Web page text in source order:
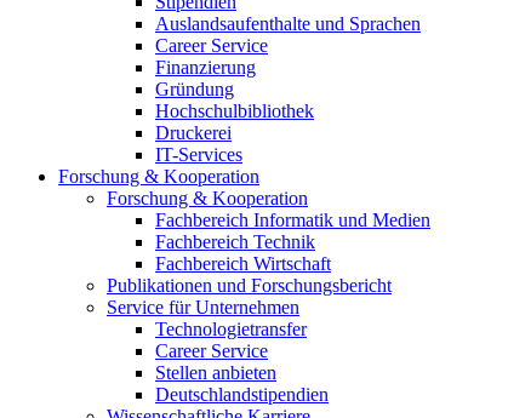
Auslandsaufenthalte und Sprachen
Career Service
Finanzierung
Gründung
Hochschulbibliothek
Druckerei
IT-Services
Forschung & Kooperation
Forschung & Kooperation
Fachbereich Informatik und Medien
Fachbereich Technik
Fachbereich Wirtschaft
Publikationen und Forschungsbericht
Service für Unternehmen
Technologietransfer
Career Service
Stellen anbieten
Deutschlandstipendien